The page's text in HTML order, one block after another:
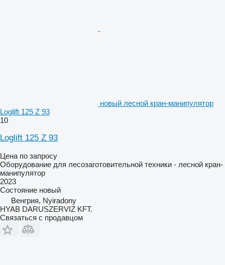
новый лесной кран-манипулятор
Loglift 125 Z 93
10
Loglift 125 Z 93
Цена по запросу
Оборудование для лесозаготовительной техники - лесной кран-
манипулятор
2023
Состояние новый
Венгрия, Nyiradony
HYAB DARUSZERVIZ KFT.
Связаться с продавцом